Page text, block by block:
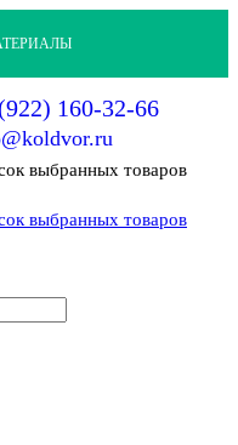
160-32-66
выбранных товаров
выбранных товаров